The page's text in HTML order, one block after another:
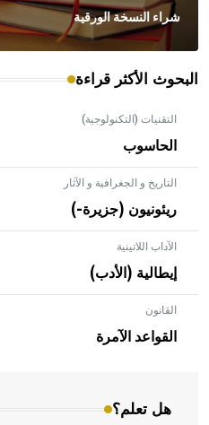
شراء النسخة الورقية
البحوث الأكثر قراءة
التقنيات (التكنولوجية)
الحاسوب
التاريخ و الجغرافية و الآثار
ريئونيون (جزيرة-)
الآداب اللاتينية
إيطالية (الأدب)
القانون
القواعد الآمرة
هل تعلم؟
- هل تعلم أن الأبلق نوع من
بالعمارة الإسلامية في
المعمار على بناء مداميكه